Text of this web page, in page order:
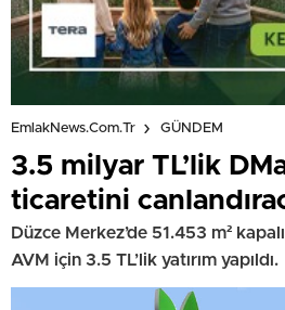
EmlakNews.com.tr GÜNDEM
3.5 milyar TL’lik
ticaretini
Düzce Merkez’de 51.453 m²
AVM için 3.5 TL’lik yatırım yapıldı.